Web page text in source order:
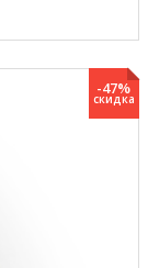
-47%
скидка